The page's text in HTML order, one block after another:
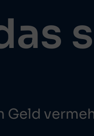
Geld